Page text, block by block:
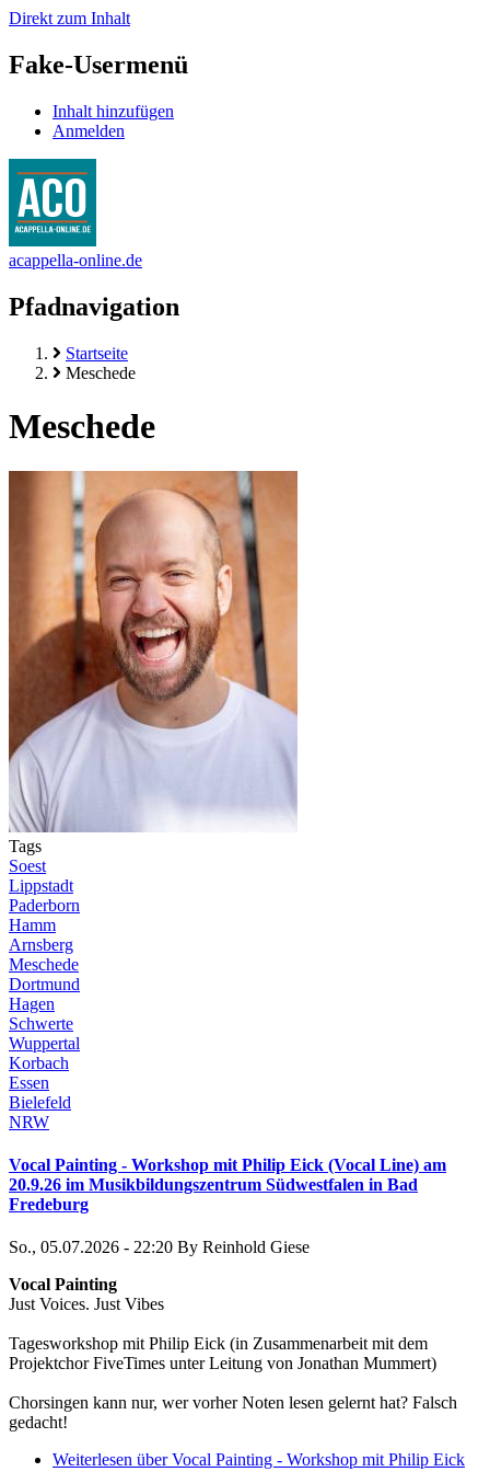
Direkt zum Inhalt
Fake-Usermenü
Inhalt hinzufügen
Anmelden
acappella-online.de
Pfadnavigation
Startseite
Meschede
Meschede
Tags
Soest
Lippstadt
Paderborn
Hamm
Arnsberg
Meschede
Dortmund
Hagen
Schwerte
Wuppertal
Korbach
Essen
Bielefeld
NRW
Vocal Painting - Workshop mit Philip Eick (Vocal Line) am
20.9.26 im Musikbildungszentrum Südwestfalen in Bad
Fredeburg
So., 05.07.2026 - 22:20 By Reinhold Giese
Vocal Painting
Just Voices. Just Vibes
Tagesworkshop mit Philip Eick (in Zusammenarbeit mit dem
Projektchor FiveTimes unter Leitung von Jonathan Mummert)
Chorsingen kann nur, wer vorher Noten lesen gelernt hat? Falsch
gedacht!
Weiterlesen über Vocal Painting - Workshop mit Philip Eick